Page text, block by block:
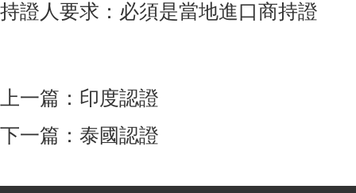
持證人要求：必須是當地進口商持證
上一篇： 印度認證
下一篇： 泰國認證